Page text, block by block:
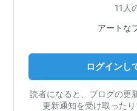
11人
アートな
ログインし
読者になると、ブログの更
更新通知を受け取ったり